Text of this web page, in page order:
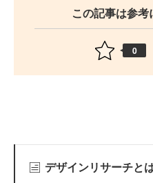
この記事は参
0
デザインリサーチと